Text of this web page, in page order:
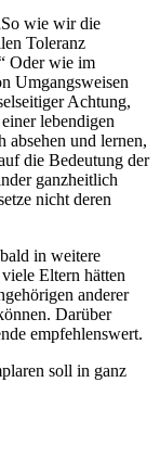
wie wir die
Toleranz
Oder wie im
Umgangsweisen
Achtung,
lebendigen
absehen und lernen,
die Bedeutung der
ganzheitlich
nicht deren
in weitere
Eltern hätten
anderer
Darüber
empfehlenswert.
soll in ganz